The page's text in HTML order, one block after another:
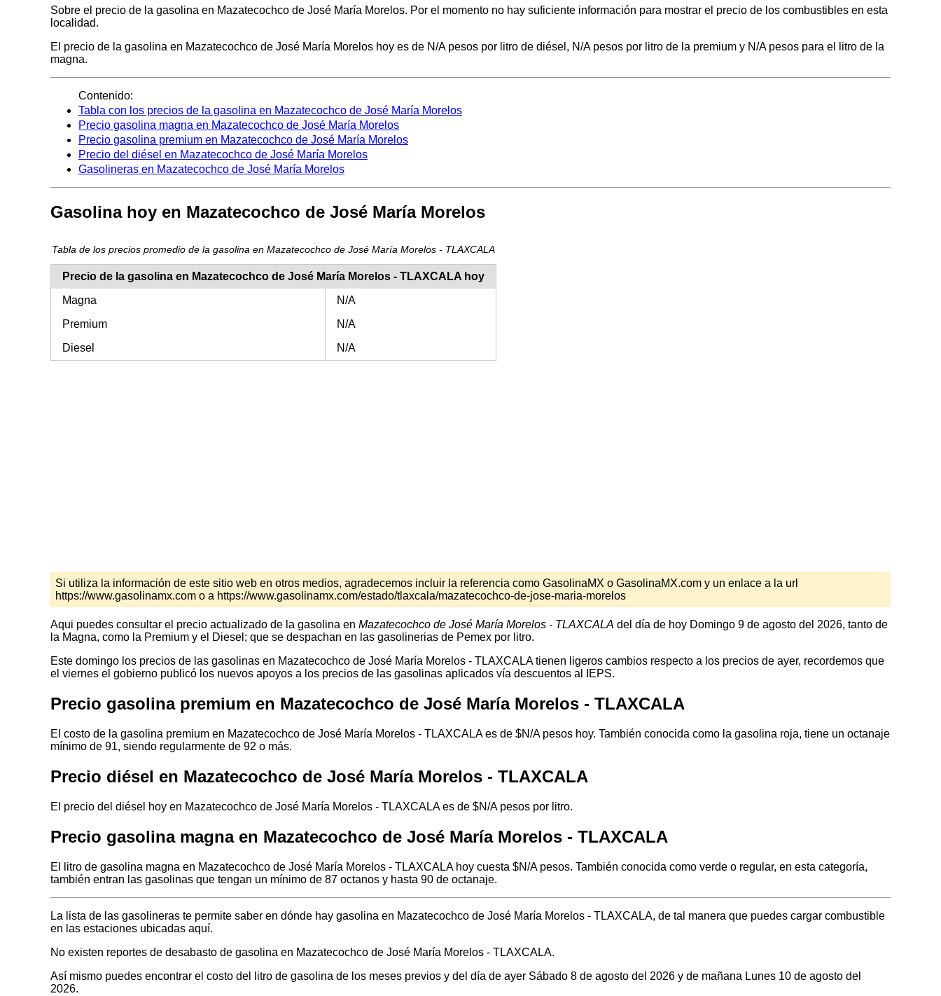
Sobre el precio de la gasolina en Mazatecochco de José María Morelos. Por el momento no hay suficiente información para mostrar el precio de los combustibles en esta
localidad.
El precio de la gasolina en Mazatecochco de José María Morelos hoy es de N/A pesos por litro de diésel, N/A pesos por litro de la premium y N/A pesos para el litro de la
magna.
Contenido:
Tabla con los precios de la gasolina en Mazatecochco de José María Morelos
Precio gasolina magna en Mazatecochco de José María Morelos
Precio gasolina premium en Mazatecochco de José María Morelos
Precio del diésel en Mazatecochco de José María Morelos
Gasolineras en Mazatecochco de José María Morelos
Gasolina hoy en Mazatecochco de José María Morelos
Tabla de los precios promedio de la gasolina en Mazatecochco de José María Morelos - TLAXCALA
Precio de la gasolina en Mazatecochco de José María Morelos - TLAXCALA hoy
Magna
N/A
Premium
N/A
Diesel
N/A
Si utiliza la información de este sitio web en otros medios, agradecemos incluir la referencia como GasolinaMX o GasolinaMX.com y un enlace a la url
https://www.gasolinamx.com o a https://www.gasolinamx.com/estado/tlaxcala/mazatecochco-de-jose-maria-morelos
Aqui puedes consultar el precio actualizado de la gasolina en Mazatecochco de José María Morelos - TLAXCALA del día de hoy Domingo 9 de agosto del 2026, tanto de
la Magna, como la Premium y el Diesel; que se despachan en las gasolinerias de Pemex por litro.
Este domingo los precios de las gasolinas en Mazatecochco de José María Morelos - TLAXCALA tienen ligeros cambios respecto a los precios de ayer, recordemos que
el viernes el gobierno publicó los nuevos apoyos a los precios de las gasolinas aplicados vía descuentos al IEPS.
Precio gasolina premium en Mazatecochco de José María Morelos - TLAXCALA
El costo de la gasolina premium en Mazatecochco de José María Morelos - TLAXCALA es de $N/A pesos hoy. También conocida como la gasolina roja, tiene un octanaje
mínimo de 91, siendo regularmente de 92 o más.
Precio diésel en Mazatecochco de José María Morelos - TLAXCALA
El precio del diésel hoy en Mazatecochco de José María Morelos - TLAXCALA es de $N/A pesos por litro.
Precio gasolina magna en Mazatecochco de José María Morelos - TLAXCALA
El litro de gasolina magna en Mazatecochco de José María Morelos - TLAXCALA hoy cuesta $N/A pesos. También conocida como verde o regular, en esta categoría,
también entran las gasolinas que tengan un mínimo de 87 octanos y hasta 90 de octanaje.
La lista de las gasolineras te permite saber en dónde hay gasolina en Mazatecochco de José María Morelos - TLAXCALA, de tal manera que puedes cargar combustible
en las estaciones ubicadas aquí.
No existen reportes de desabasto de gasolina en Mazatecochco de José María Morelos - TLAXCALA.
Así mismo puedes encontrar el costo del litro de gasolina de los meses previos y del día de ayer Sábado 8 de agosto del 2026 y de mañana Lunes 10 de agosto del
2026.